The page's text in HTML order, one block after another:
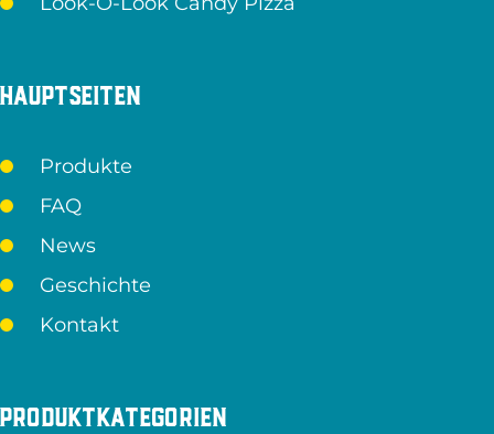
Hauptseiten
Produkte
FAQ
News
Geschichte
Kontakt
Produktkategorien